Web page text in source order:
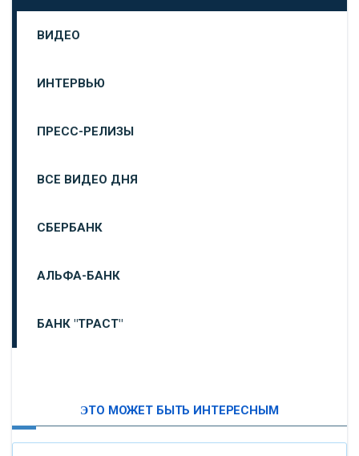
ВИДЕО
ИНТЕРВЬЮ
ПРЕСС-РЕЛИЗЫ
ВСЕ ВИДЕО ДНЯ
СБЕРБАНК
АЛЬФА-БАНК
БАНК "ТРАСТ"
ЭТО МОЖЕТ БЫТЬ ИНТЕРЕСНЫМ